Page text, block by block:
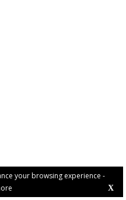
your browsing experience -
X